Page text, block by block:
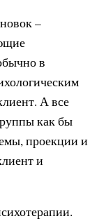
–
в
А все
как бы
проекции и
и